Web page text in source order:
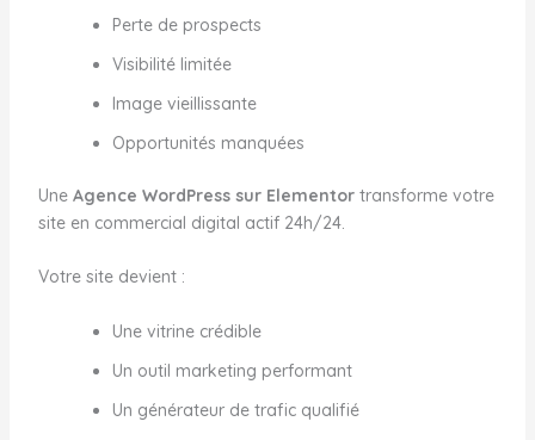
Perte de prospects
Visibilité limitée
Image vieillissante
Opportunités manquées
Une Agence WordPress sur Elementortransforme votre
site en commercial digital actif 24h/24.
Votre site devient :
Une vitrine crédible
Un outil marketing performant
Un générateur de trafic qualifié